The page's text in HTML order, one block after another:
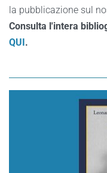
la pubblicazione sul
Consulta l'intera
QUI.